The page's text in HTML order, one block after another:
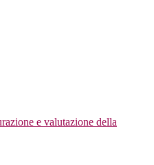
e valutazione della